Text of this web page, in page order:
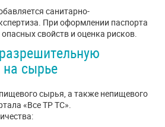
санитарно-
При оформлении паспорта
свойств и оценка рисков.
сырье
сырья, а также непищевого
«Все ТР ТС».